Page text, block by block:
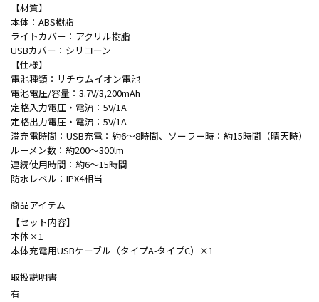
【材質】
本体：ABS樹脂
ライトカバー：アクリル樹脂
USBカバー：シリコーン
【仕様】
電池種類：リチウムイオン電池
電池電圧/容量：3.7V/3,200mAh
定格入力電圧・電流：5V/1A
定格出力電圧・電流：5V/1A
満充電時間：USB充電：約6～8時間、ソーラー時：約15時間（晴天時）
ルーメン数：約200～300lm
連続使用時間：約6～15時間
防水レベル：IPX4相当
商品アイテム
【セット内容】
本体×1
本体充電用USBケーブル（タイプA-タイプC）×1
取扱説明書
有